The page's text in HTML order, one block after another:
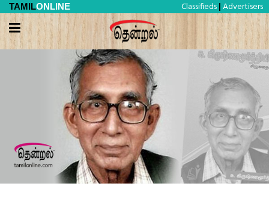
TAMILONLINE Classifieds | Advertisers